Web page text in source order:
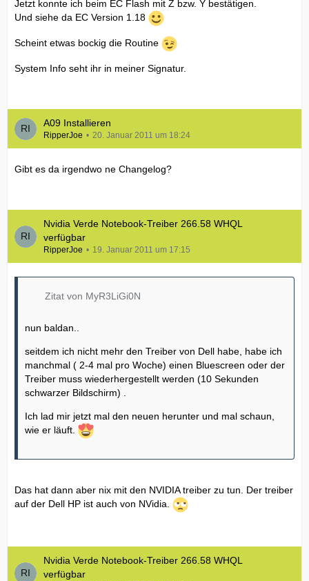
Jetzt konnte ich beim EC Flash mit Z bzw. Y bestätigen.
Und siehe da EC Version 1.18
Scheint etwas bockig die Routine
System Info seht ihr in meiner Signatur.
A09 Installieren
RipperJoe 20. Januar 2011 um 18:24
Gibt es da irgendwo ne Changelog?
Nvidia Verde Notebook-Treiber 266.58 WHQL
verfügbar
RipperJoe 19. Januar 2011 um 17:15
Zitat von MyR3LiGi0N
nun baldan..
seitdem ich nicht mehr den Treiber von Dell habe, habe ich
manchmal ( 2-4 mal pro Woche) einen Bluescreen oder der
Treiber muss wiederhergestellt werden (10 Sekunden
schwarzer Bildschirm) .
Ich lad mir jetzt mal den neuen herunter und mal schaun,
wie er läuft.
Das hat dann aber nix mit den NVIDIA treiber zu tun. Der treiber
auf der Dell HP ist auch von NVidia.
Nvidia Verde Notebook-Treiber 266.58 WHQL
verfügbar